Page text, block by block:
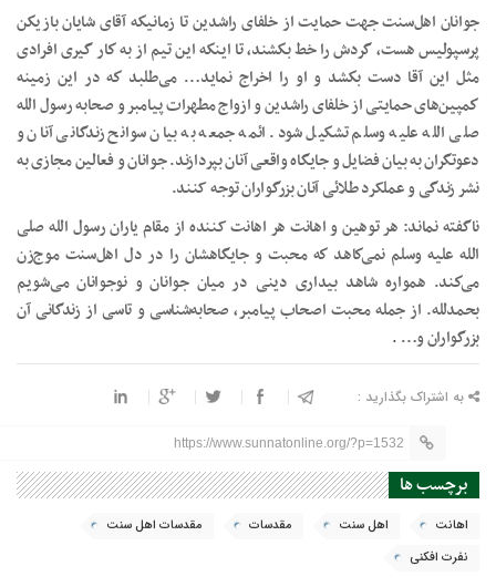
جوانان اهل‌سنت جهت حمایت از خلفای راشدین تا زمانیكه آقای شایان بازیكن
پرسپولیس هست، گردش را خط بكشند، تا اینكه این تیم از به كار گیری افرادی
مثل این آقا دست بكشد و او را اخراج نماید… می‌طلبد كه در این زمینه
كمپین‌های‌ حمایتی از خلفای راشدین و ازواج مطهرات پیامبر و صحابه رسول الله
صلی الله علیه وسلم تشكیل شود. ائمه جمعه به بیان سوانح زندگانی آنان و
دعوتگران به بیان فضایل و جایگاه واقعی آنان بپردازند. جوانان و فعالین مجازی به
نشر زندگی و عملکرد طلائی آنان بزرگواران توجه کنند.
ناگفته نماند: هر توهین و اهانت هر اهانت کننده از مقام یاران رسول الله صلی
الله علیه وسلم نمی‌كاهد كه محبت و جایگاهشان را در دل اهل‌سنت موج‌‌زن
می‌كند. همواره شاهد بیداری دینی در میان جوانان و نوجوانان می‌شویم
بحمدلله. از جمله محبت اصحاب پیامبر،‌ صحابه‌شناسی و تاسی از زندگانی آن
بزرگواران و… .
به اشتراک بگذارید :
https://www.sunnatonline.org/?p=1532
برچسب ها
اهانت اهل سنت مقدسات
مقدسات اهل سنت
نفرت افکنی